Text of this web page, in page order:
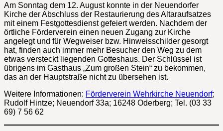
Am Sonntag dem 12. August konnte in der Neuendorfer
Kirche der Abschluss der Restaurierung des Altaraufsatzes
mit einem Festgottesdienst gefeiert werden. Nachdem der
örtliche Förderverein einen neuen Zugang zur Kirche
angelegt und für Wegweiser bzw. Hinweisschilder gesorgt
hat, finden auch immer mehr Besucher den Weg zu dem
etwas versteckt liegenden Gotteshaus. Der Schlüssel ist
übrigens im Gasthaus „Zum großen Stein“ zu bekommen,
das an der Hauptstraße nicht zu übersehen ist.
Weitere Informationen: Förderverein Wehrkirche Neuendorf;
Rudolf Hintze; Neuendorf 33a; 16248 Oderberg; Tel. (03 33
69) 7 56 62